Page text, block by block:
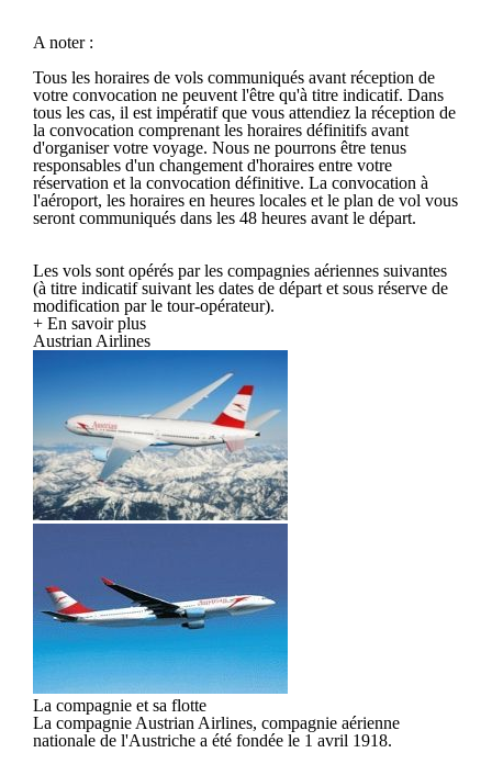
A noter :
Tous les horaires de vols communiqués avant réception de
votre convocation ne peuvent l'être qu'à titre indicatif. Dans
tous les cas, il est impératif que vous attendiez la réception de
la convocation comprenant les horaires définitifs avant
d'organiser votre voyage. Nous ne pourrons être tenus
responsables d'un changement d'horaires entre votre
réservation et la convocation définitive. La convocation à
l'aéroport, les horaires en heures locales et le plan de vol vous
seront communiqués dans les 48 heures avant le départ.
Les vols sont opérés par les compagnies aériennes suivantes
(à titre indicatif suivant les dates de départ et sous réserve de
modification par le tour-opérateur).
+ En savoir plus
Austrian Airlines
La compagnie et sa flotte
La compagnie Austrian Airlines, compagnie aérienne
nationale de l'Austriche a été fondée le 1 avril 1918.